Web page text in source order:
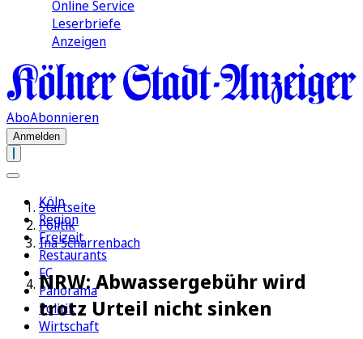
Online Service
Leserbriefe
Anzeigen
AboAbonnieren
Anmelden
Köln
Region
Freizeit
Restaurants
FC
Panorama
Politik
Wirtschaft
Startseite
Politik
Ina Scharrenbach
NRW: Abwassergebühr wird
trotz Urteil nicht sinken